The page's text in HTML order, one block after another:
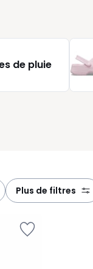
de pluie
plus de filtres